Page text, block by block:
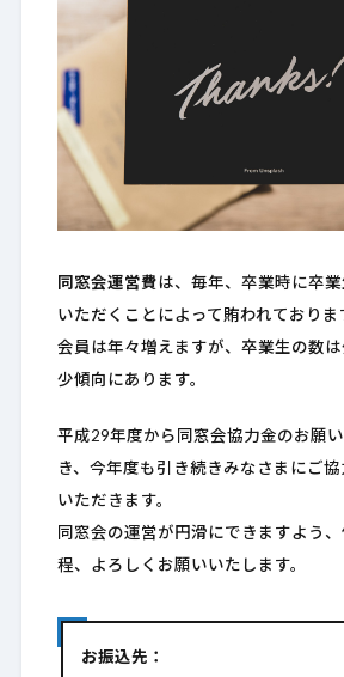
同窓会運営費は、毎年、卒業時に卒業
いただくことによって賄われておりま
会員は年々増えますが、卒業生の数
少傾向にあります。
平成29年度から同窓会協力金のお願
き、今年度も引き続きみなさまにご
いただきます。
同窓会の運営が円滑にできますよう
程、よろしくお願いいたします。
お振込先：